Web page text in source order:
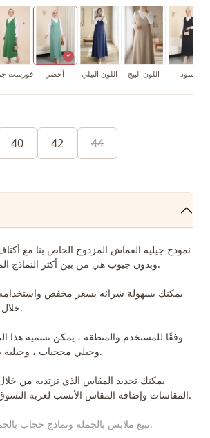
فورست أخضر اللون النيلي اللون البيج أسود
40 42 44
نموذج جيليه القماش المزدوج الخاص بنا مع
على شكل V ، وبدون جيوب هي من بين أكثر النماذج المفضلة.
يمكنك بسهولة شرائه بسعر مخفض واستخدامه
خلال جميع الفصول الأربعة.
وفقًا للمستخدم والمنطقة ، يمكن تسمية هذا
شكل حرف v ، وجيلي محجبات ، وجيليه يومي.
يمكنك تحديد المقاس الذي ترتديه من
المقاسات وإضافة المقاس الأنسب لعربة التسوق واطلبه بأفضل سعر.
نبيع ملابس بالجملة ونماذج حجاب بالجملة للمحلات والمتاجر.